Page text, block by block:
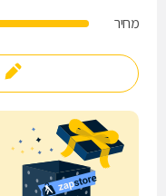
מחיר